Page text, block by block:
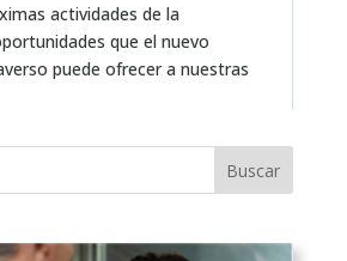
actividades de la
que el nuevo
puede ofrecer a nuestras
Buscar